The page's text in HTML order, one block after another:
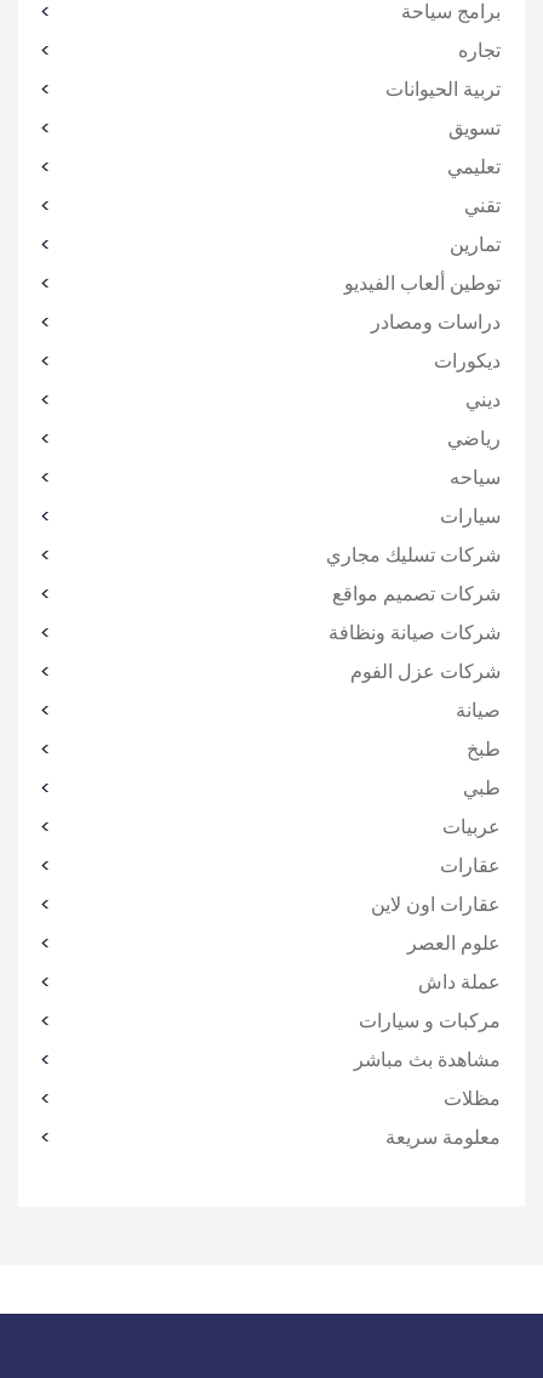
برامج سياحة
تجاره
تربية الحيوانات
تسويق
تعليمي
تقني
تمارين
توطين ألعاب الفيديو
دراسات ومصادر
ديكورات
ديني
رياضي
سياحه
سيارات
شركات تسليك مجاري
شركات تصميم مواقع
شركات صيانة ونظافة
شركات عزل الفوم
صيانة
طبخ
طبي
عربيات
عقارات
عقارات اون لاين
علوم العصر
عملة داش
مركبات و سيارات
مشاهدة بث مباشر
مظلات
معلومة سريعة